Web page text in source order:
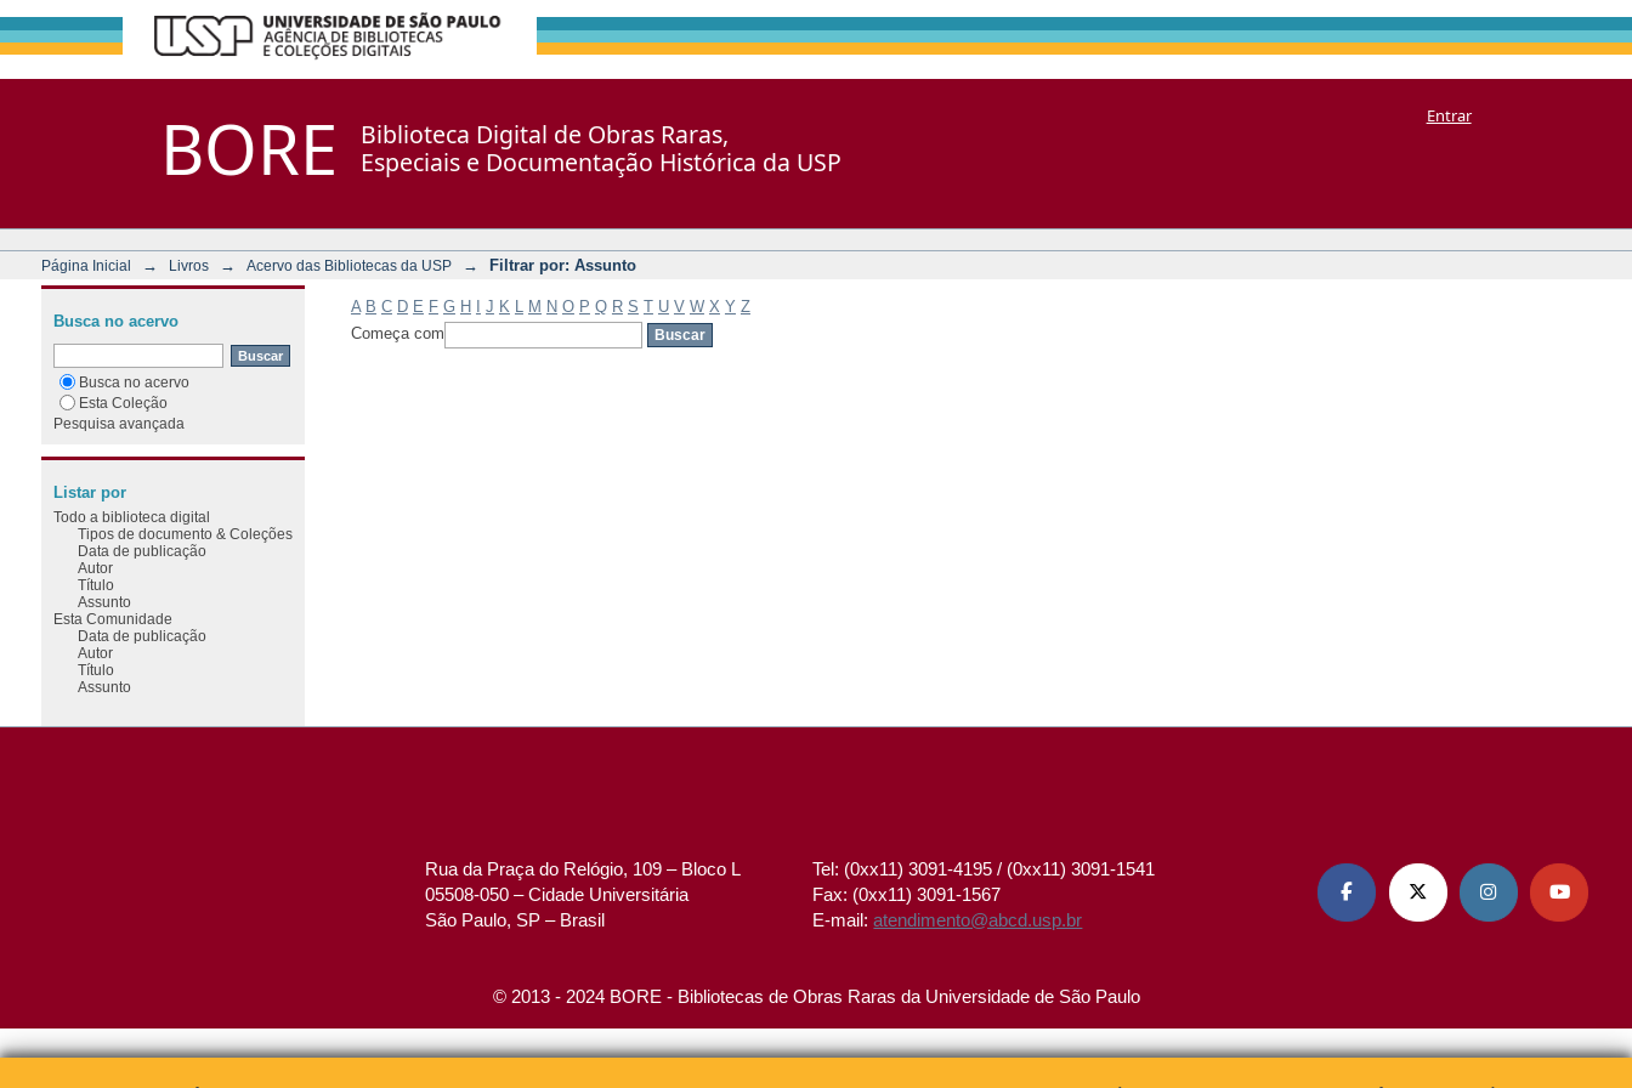
BORE
Biblioteca Digital de Obras Raras,
Especiais e Documentação Histórica da USP
Entrar
Página Inicial → Livros → Acervo das Bibliotecas da USP → Filtrar por: Assunto
A B C D E F G H J K M N O P Q R S T U V W X Y Z
Começa com
Busca no acervo
Busca no acervo
Esta Coleção
Pesquisa avançada
Listar por
Todo a biblioteca digital
Tipos de documento & Coleções
Data de publicação
Autor
Título
Assunto
Esta Comunidade
Data de publicação
Autor
Título
Assunto
Rua da Praça do Relógio, 109 – Bloco L
05508-050 – Cidade Universitária
São Paulo, SP – Brasil
Tel: (0xx11) 3091-4195 / (0xx11) 3091-1541
Fax: (0xx11) 3091-1567
E-mail:atendimento@abcd.usp.br
   
© 2013 - 2024 BORE - Bibliotecas de Obras Raras da Universidade de São Paulo